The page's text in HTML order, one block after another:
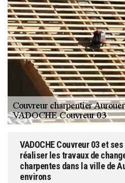
VADOCHE Couvreur 03 et
réaliser les travaux de
charpentes dans la ville de
environs